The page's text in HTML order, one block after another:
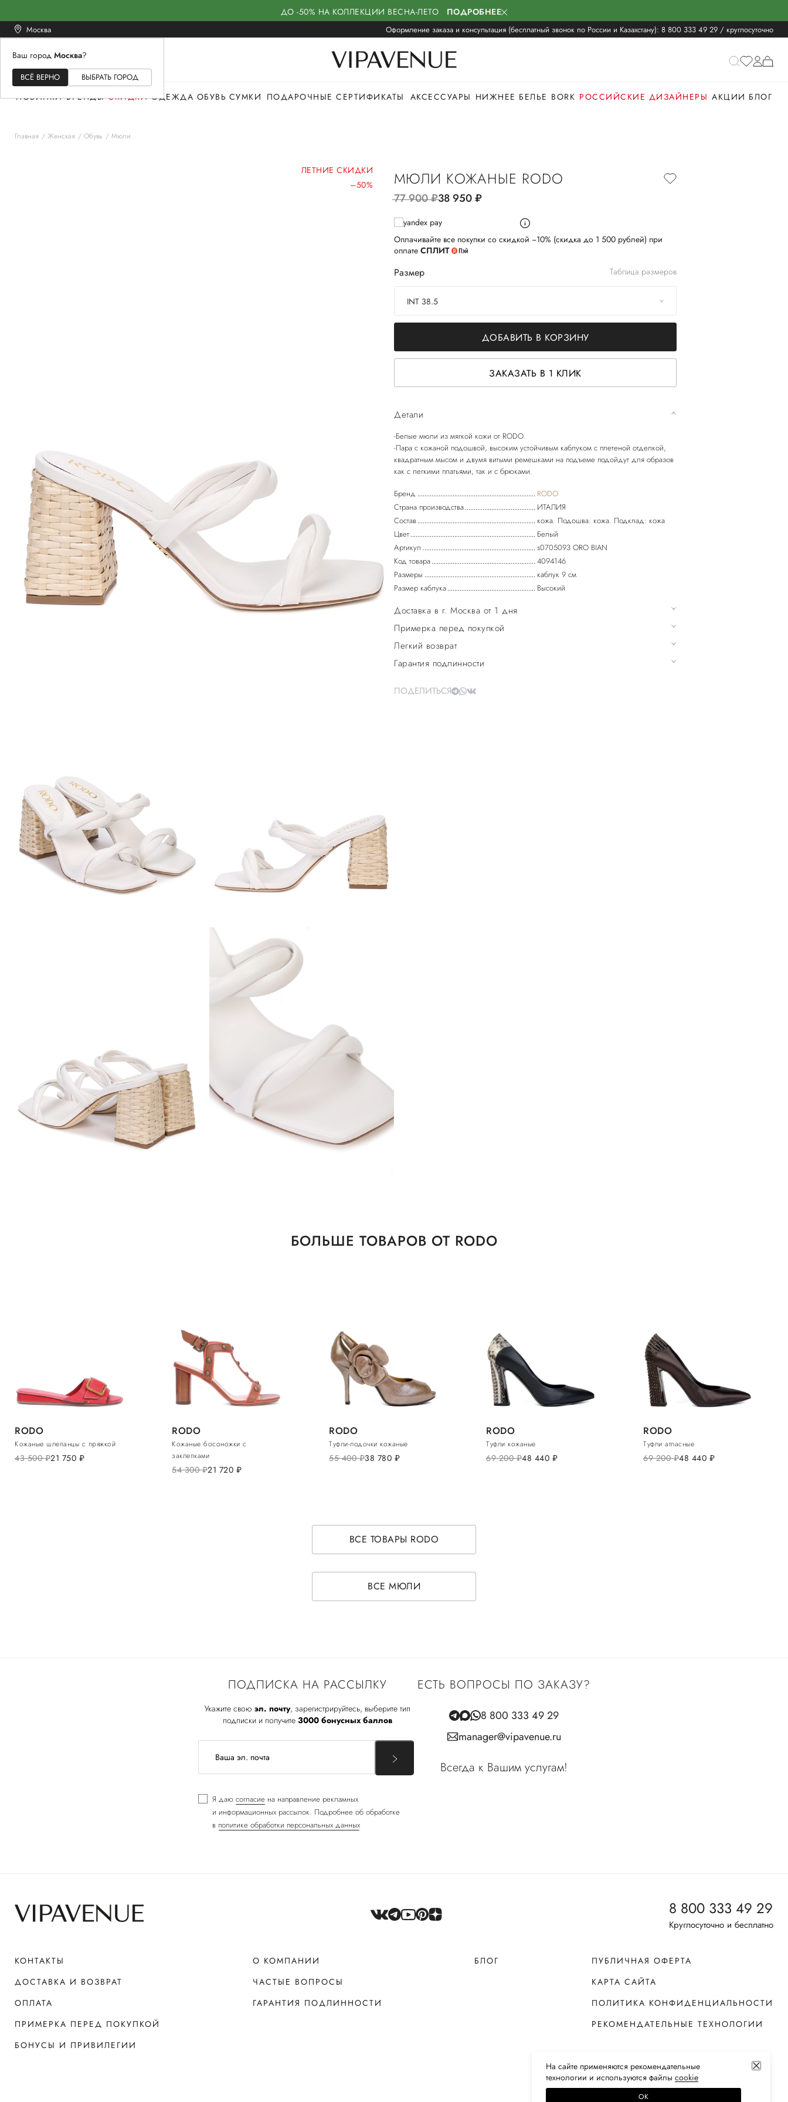
ДО -50% НА КОЛЛЕКЦИИ ВЕСНА-ЛЕТО ПОДРОБНЕЕ
Москва Оформление заказа и консультация (бесплатный звонок по России и Казахстану): 8 800 333 49 29 / круглосуточно
Ваш город Москва?
ВСЁ ВЕРНО ВЫБРАТЬ ГОРОД
ЖЕНСКОЕМУЖСКОЕ
НОВИНКИ БРЕНДЫ СКИДКИ ОДЕЖДА ОБУВЬ СУМКИ ПОДАРОЧНЫЕ СЕРТИФИКАТЫ АКСЕССУАРЫ НИЖНЕЕ БЕЛЬЕ BORK РОССИЙСКИЕ ДИЗАЙНЕРЫ АКЦИИ БЛОГ
Главная Женская Обувь Мюли
ЛЕТНИЕ СКИДКИ
–50%
МЮЛИ КОЖАНЫЕ RODO
77 900руб.38 950руб.
Оплачивайте все покупки со скидкой −10% (скидка до 1 500 рублей) при
оплате СПЛИТ
Размер Таблица размеров
INT 38.5
ДОБАВИТЬ В КОРЗИНУ
ЗАКАЗАТЬ В 1 КЛИК
Детали
-Белые мюли из мягкой кожи от RODO.
-Пара с кожаной подошвой, высоким устойчивым каблуком с плетеной отделкой,
квадратным мысом и двумя витыми ремешками на подъеме подойдут для образов
Бренд
RODO
Страна производства
ИТАЛИЯ
Состав
кожа. Подошва: кожа. Подклад: кожа
Цвет
Белый
Артикул
s0705093 ORO BIAN
Код товара
4094146
Размеры
каблук 9 см
Размер каблука
Высокий
Доставка в г. Москва от 1 дня
Примерка перед покупкой
Легкий возврат
Гарантия подлинности
ПОДЕЛИТЬСЯ
БОЛЬШЕ ТОВАРОВ ОТ RODO
RODO
Кожаные шлепанцы с пряжкой
43 500руб.21 750 руб.
RODO
Кожаные босоножки с
заклепками
54 300руб.21 720 руб.
RODO
Туфли-лодочки кожаные
55 400руб.38 780 руб.
RODO
Туфли кожаные
69 200руб.48 440 руб.
RODO
Туфли атласные
69 200руб.48 440 руб.
ВСЕ ТОВАРЫ RODO
ВСЕ МЮЛИ
ПОДПИСКА НА РАССЫЛКУ
Укажите свою эл. почту, зарегистрируйтесь, выберите тип
подписки и получите 3000 бонусных баллов
Я даю согласие на направление рекламных
и информационных рассылок. Подробнее об обработке
в политике обработки персональных данных
ЕСТЬ ВОПРОСЫ ПО ЗАКАЗУ?
8 800 333 49 29
manager@vipavenue.ru
Всегда к Вашим услугам!
8 800 333 49 29
Круглосуточно и бесплатно
КОНТАКТЫ
ДОСТАВКА И ВОЗВРАТ
ОПЛАТА
ПРИМЕРКА ПЕРЕД ПОКУПКОЙ
БОНУСЫ И ПРИВИЛЕГИИ
О КОМПАНИИ
ЧАСТЫЕ ВОПРОСЫ
ГАРАНТИЯ ПОДЛИННОСТИ
БЛОГ
ПУБЛИЧНАЯ ОФЕРТА
КАРТА САЙТА
ПОЛИТИКА КОНФИДЕНЦИАЛЬНОСТИ
РЕКОМЕНДАТЕЛЬНЫЕ ТЕХНОЛОГИИ
На сайте применяются рекомендательные
технологии и используются файлы сооkiе
ОК